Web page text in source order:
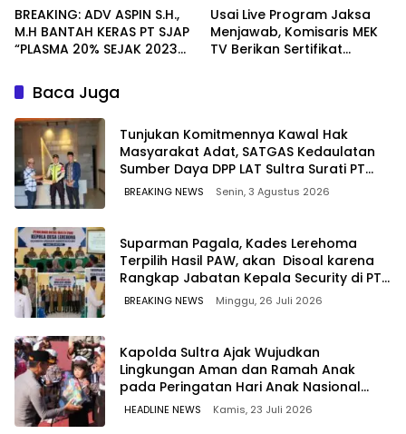
BREAKING: ADV ASPIN S.H.,
M.H BANTAH KERAS PT SJAP
“PLASMA 20% SEJAK 2023
WARGA WAWOONE!
Usai Live Program Jaksa
Menjawab, Komisaris MEK
TV Berikan Sertifikat
Baca Juga
Tunjukan Komitmennya Kawal Hak
Masyarakat Adat, SATGAS Kedaulatan
Sumber Daya DPP LAT Sultra Surati PT
SCM Routa
BREAKING NEWS Senin, 3 Agustus 2026
Suparman Pagala, Kades Lerehoma
Terpilih Hasil PAW, akan Disoal karena
Rangkap Jabatan Kepala Security di PT
TPM
BREAKING NEWS Minggu, 26 Juli 2026
Kapolda Sultra Ajak Wujudkan
Lingkungan Aman dan Ramah Anak
pada Peringatan Hari Anak Nasional
2026
HEADLINE NEWS Kamis, 23 Juli 2026